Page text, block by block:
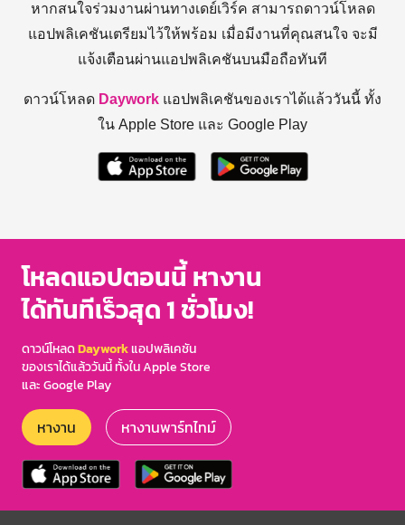
หากสนใจร่วมงานผ่านทางเดย์เวิร์ค สามารถดาวน์โหลด
แอปพลิเคชันเตรียมไว้ให้พร้อม เมื่อมีงานที่คุณสนใจ จะมี
แจ้งเตือนผ่านแอปพลิเคชันบนมือถือทันที
ดาวน์โหลด Daywork แอปพลิเคชันของเราได้แล้ววันนี้ ทั้ง
ใน Apple Store และ Google Play
โหลดแอปตอนนี้ หางาน
ได้ทันทีเร็วสุด 1 ชั่วโมง!
ดาวน์โหลดDayworkแอปพลิเคชัน
ของเราได้แล้ววันนี้ ทั้งใน Apple Store
และ Google Play
หางาน หางานพาร์ทไทม์